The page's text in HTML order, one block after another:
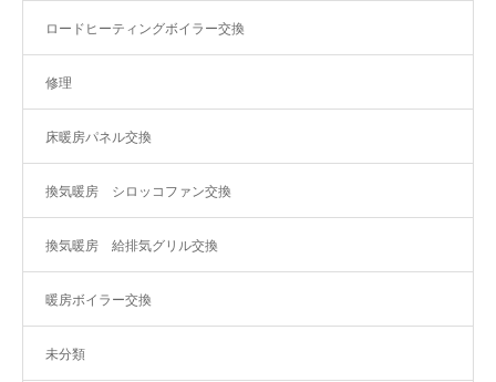
ロードヒーティングボイラー交換
修理
床暖房パネル交換
換気暖房 シロッコファン交換
換気暖房 給排気グリル交換
暖房ボイラー交換
未分類